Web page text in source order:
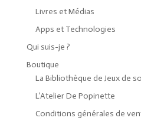
Livres et Médias
Apps et Technologies
Qui suis-je ?
Boutique
La Bibliothèque de Jeux de
L’Atelier De Popinette
Conditions générales de